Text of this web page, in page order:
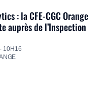
: la CFE-CGC Orange
auprès de l’Inspection
10H16